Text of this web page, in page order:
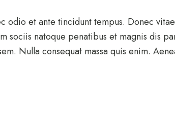
et ante tincidunt tempus. Donec
sociis natoque penatibus et magnis dis
Nulla consequat massa quis enim.